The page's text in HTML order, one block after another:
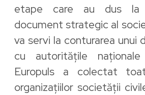
etape care au dus la
document strategic al
va servi la conturarea unui
cu autoritățile
Europuls a colectat
organizațiilor societății